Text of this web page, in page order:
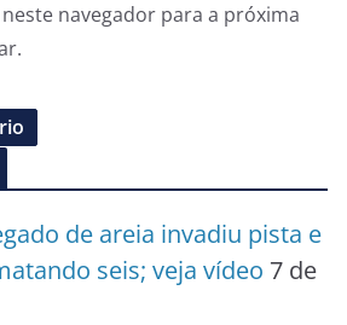
navegador para a próxima
de areia invadiu pista e
seis; veja vídeo 7 de